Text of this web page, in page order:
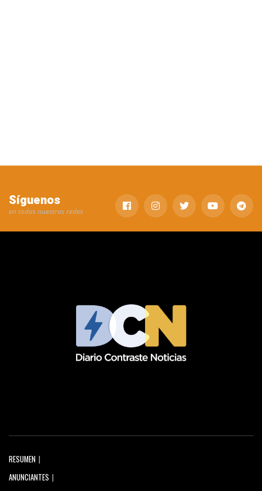
Síguenos
en todas nuestras redes
RESUMEN
ANUNCIANTES